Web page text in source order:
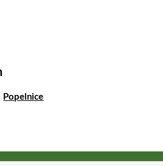
Popelnice